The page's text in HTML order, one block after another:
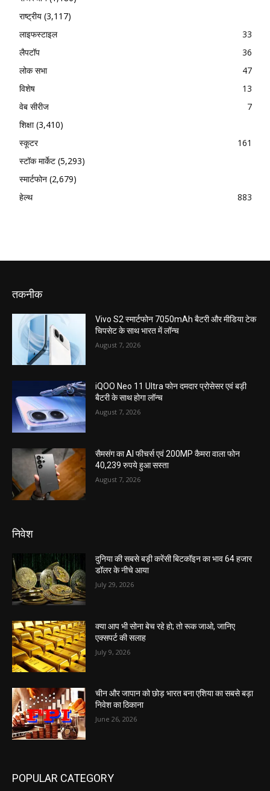
राष्ट्रीय (3,117)
लाइफस्टाइल
33
लैपटॉप
36
लोक सभा
47
विशेष
13
वेब सीरीज
7
शिक्षा(3,410)
स्कूटर
161
स्टॉक मार्केट (5,293)
स्मार्टफोन (2,679)
हेल्थ
883
तकनीक
Vivo S2 स्मार्टफोन 7050mAh बैटरी और मीडिया टेक
चिपसेट के साथ भारत में लॉन्च
August 7, 2026
iQOO Neo 11 Ultra फोन दमदार प्रोसेसर एवं बड़ी
बैटरी के साथ होगा लॉन्च
August 7, 2026
सैमसंग का AI फीचर्स एवं 200MP कैमरा वाला फोन
40,239 रुपये हुआ सस्ता
August 7, 2026
निवेश
दुनिया की सबसे बड़ी करेंसी बिटकॉइन का भाव 64 हजार
डॉलर के नीचे आया
July 29, 2026
क्या आप भी सोना बेच रहे हो; तो रूक जाओ, जानिए
एक्सपर्ट की सलाह
July 9, 2026
चीन और जापान को छोड़ भारत बना एशिया का सबसे बड़ा
निवेश का ठिकाना
June 26, 2026
POPULAR CATEGORY